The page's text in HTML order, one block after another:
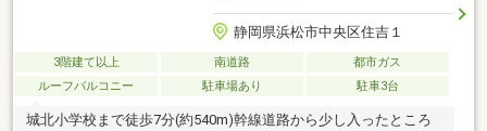
静岡県浜松市中央区住吉１
3階建て以上 南道路
都市ガス
ルーフバルコニー
駐車場あり 駐車3台
城北小学校まで徒歩7分(約540m)幹線道路から少し入ったところ